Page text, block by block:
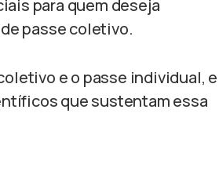
para quem deseja
passe coletivo.
e o passe individual, e
que sustentam essa